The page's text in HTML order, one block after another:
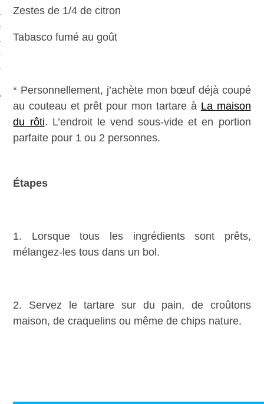
Zestes de 1/4 de citron
Tabasco fumé au goût
* Personnellement, j’achète mon bœuf déjà coupé
au couteau et prêt pour mon tartare à La maison
du rôti. L’endroit le vend sous-vide et en portion
parfaite pour 1 ou 2 personnes.
Étapes
1. Lorsque tous les ingrédients sont prêts,
mélangez-les tous dans un bol.
2. Servez le tartare sur du pain, de croûtons
maison, de craquelins ou même de chips nature.